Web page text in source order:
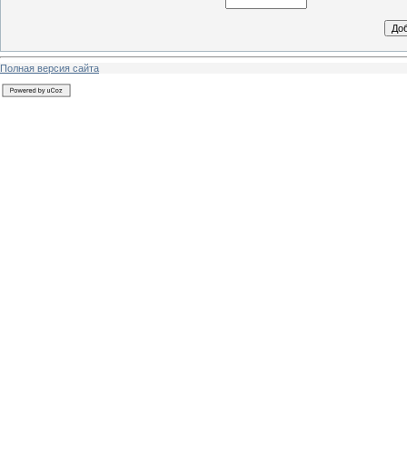
Полная версия сайта